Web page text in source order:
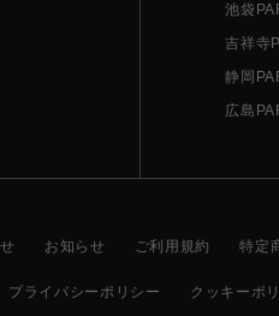
池袋
吉祥寺
静岡
広島
お知らせ ご利用規約 特定
プライバシーポリシー クッキーポ